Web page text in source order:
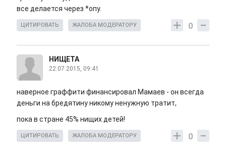
все делается через *опу.
0
ЦИТИРОВАТЬ ЖАЛОБА МОДЕРАТОРУ
НИЩЕТА
22.07.2015, 09:41
наверное граффити финансировал Мамаев - он всегда
деньги на бредятину никому ненужную тратит,
пока в стране 45% нищих детей!
0
ЦИТИРОВАТЬ ЖАЛОБА МОДЕРАТОРУ